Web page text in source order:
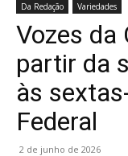
Da Redação Variedades
Vozes da
partir da
às
Federal
2 de junho de 2026